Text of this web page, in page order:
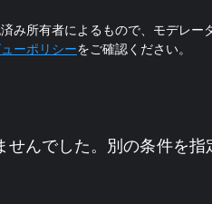
み所有者によるもので、モデレー
ーポリシーをご確認ください。
んでした。別の条件を指